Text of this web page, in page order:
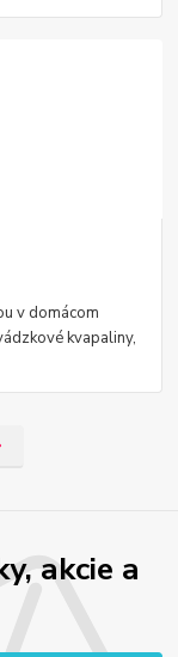
v domácom
kvapaliny,
akcie a